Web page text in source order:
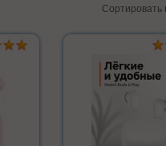
Сортировать